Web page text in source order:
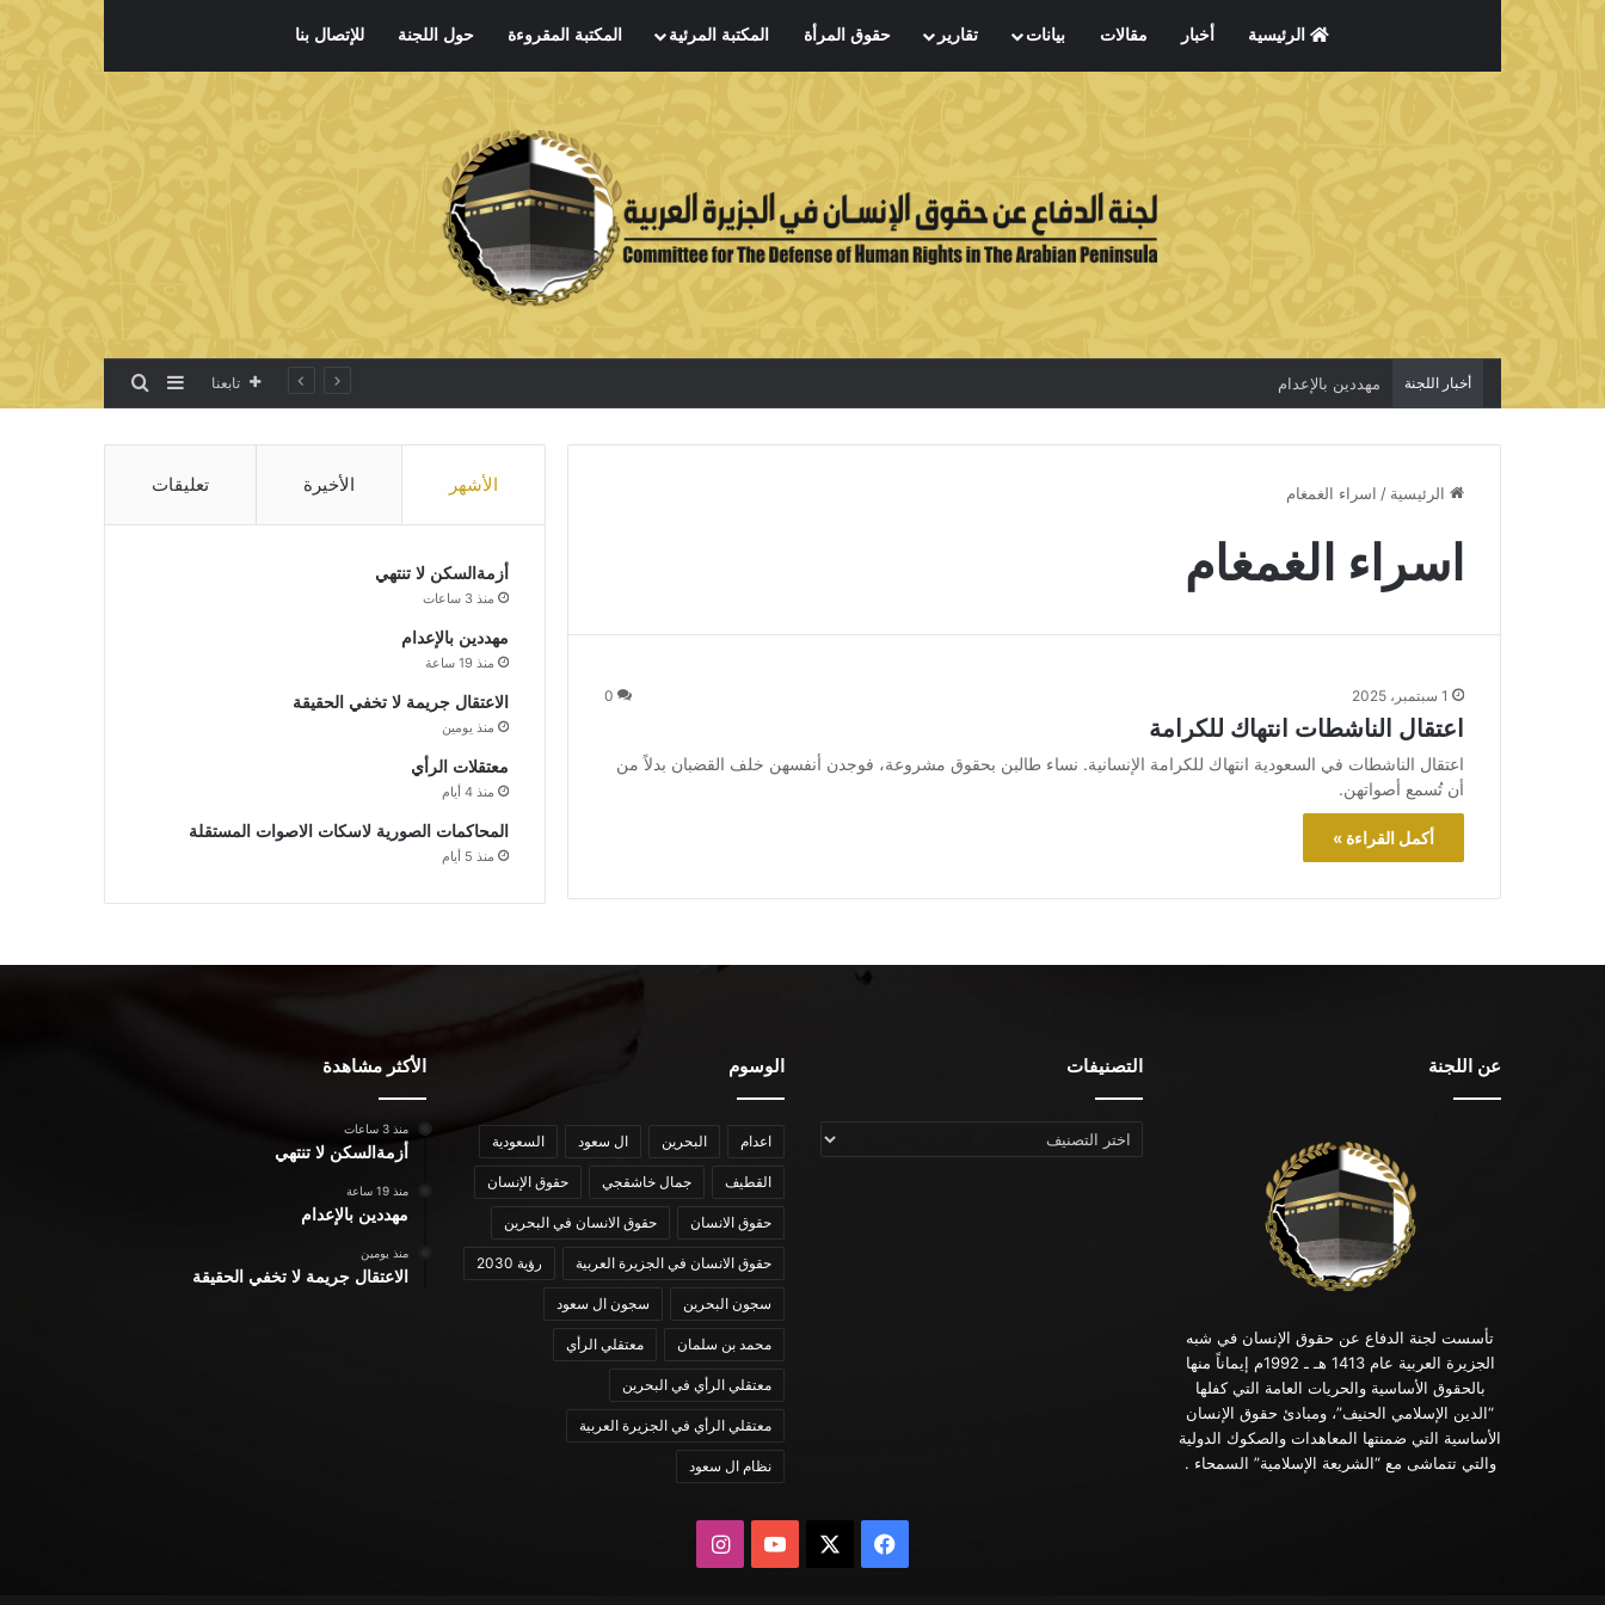
الرئيسية أخبار مقالات بيانات تقارير حقوق المرأة المكتبة المرئية المكتبة المقروءة حول اللجنة للإتصال بنا
أخبار اللجنة مهددين بالإعدام تابعنا إضافة عمود جانبي
بحث عن
الرئيسية / اسراء الغمغام
اسراء الغمغام
1 سبتمبر، 2025 0
اعتقال الناشطات انتهاك للكرامة
اعتقال الناشطات في السعودية انتهاك للكرامة الإنسانية. نساء طالبن بحقوق مشروعة، فوجدن أنفسهن خلف القضبان بدلاً من
أن تُسمع أصواتهن.
أكمل القراءة »
الأشهر الأخيرة تعليقات
أزمةالسكن لا تنتهي
منذ 3 ساعات
مهددين بالإعدام
منذ 19 ساعة
الاعتقال جريمة لا تخفي الحقيقة
منذ يومين
معتقلات الرأي
منذ 4 أيام
المحاكمات الصورية لاسكات الاصوات المستقلة
منذ 5 أيام
عن اللجنة
تأسست لجنة الدفاع عن حقوق الإنسان في شبه
الجزيرة العربية عام 1413 هـ ـ 1992م إيماناً منها
بالحقوق الأساسية والحريات العامة التي كفلها
“الدين الإسلامي الحنيف”، ومبادئ حقوق الإنسان
الأساسية التي ضمنتها المعاهدات والصكوك الدولية
والتي تتماشى مع “الشريعة الإسلامية” السمحاء .
التصنيفات
التصنيفات
الوسوم
اعدام البحرين ال سعود السعودية
القطيف جمال خاشقجي حقوق الإنسان
حقوق الانسان حقوق الانسان في البحرين
حقوق الانسان في الجزيرة العربية رؤية 2030
سجون البحرين سجون ال سعود
محمد بن سلمان معتقلي الرأي
معتقلي الرأي في البحرين
معتقلي الرأي في الجزيرة العربية
نظام ال سعود
الأكثر مشاهدة
منذ 3 ساعات
أزمةالسكن لا تنتهي
منذ 19 ساعة
مهددين بالإعدام
منذ يومين
الاعتقال جريمة لا تخفي الحقيقة
فيسبوك يوتيوبانستقرام